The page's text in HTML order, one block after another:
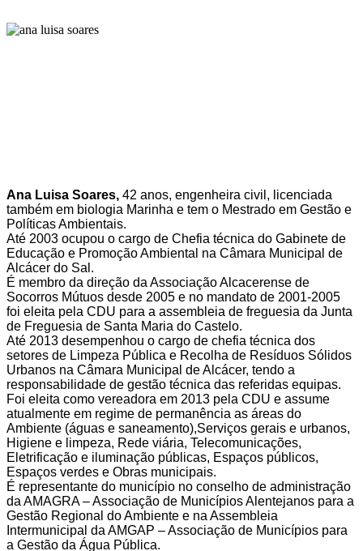
Ana Luisa Soares, 42 anos, engenheira civil, licenciada
também em biologia Marinha e tem o Mestrado em Gestão e
Políticas Ambientais.
Até 2003 ocupou o cargo de Chefia técnica do Gabinete de
Educação e Promoção Ambiental na Câmara Municipal de
Alcácer do Sal.
É membro da direção da Associação Alcacerense de
Socorros Mútuos desde 2005 e no mandato de 2001-2005
foi eleita pela CDU para a assembleia de freguesia da Junta
de Freguesia de Santa Maria do Castelo.
Até 2013 desempenhou o cargo de chefia técnica dos
setores de Limpeza Pública e Recolha de Resíduos Sólidos
Urbanos na Câmara Municipal de Alcácer, tendo a
responsabilidade de gestão técnica das referidas equipas.
Foi eleita como vereadora em 2013 pela CDU e assume
atualmente em regime de permanência as áreas do
Ambiente (águas e saneamento),Serviços gerais e urbanos,
Higiene e limpeza, Rede viária, Telecomunicações,
Eletrificação e iluminação públicas, Espaços públicos,
Espaços verdes e Obras municipais.
É representante do município no conselho de administração
da AMAGRA – Associação de Municípios Alentejanos para a
Gestão Regional do Ambiente e na Assembleia
Intermunicipal da AMGAP – Associação de Municípios para
a Gestão da Água Pública.